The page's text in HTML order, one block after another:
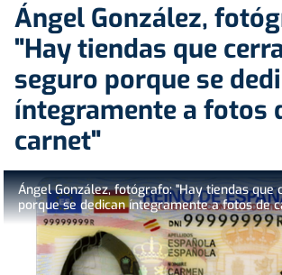
Ángel González,
"Hay tiendas que
seguro porque se
íntegramente a fotos
carnet"
Ángel González, fotógrafo: "Hay tiendas que
porque se dedican íntegramente a fotos de